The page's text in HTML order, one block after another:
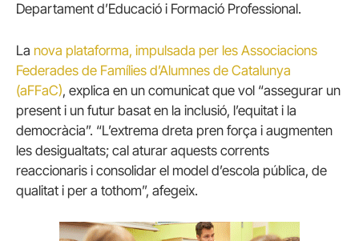
Departament d’Educació i Formació Professional.
La nova plataforma, impulsada per les Associacions
Federades de Famílies d’Alumnes de Catalunya
(aFFaC), explica en un comunicat que vol “assegurar un
present i un futur basat en la inclusió, l’equitat i la
democràcia”. “L’extrema dreta pren força i augmenten
les desigualtats; cal aturar aquests corrents
reaccionaris i consolidar el model d’escola pública, de
qualitat i per a tothom”, afegeix.